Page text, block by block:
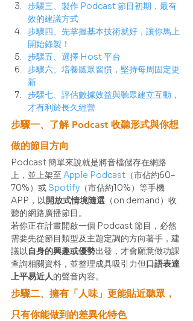
步驟三、製作 Podcast 節目初期，最有
效的建議方式
步驟四、先掌握基本技術就好，讓你馬上
開始錄製！
步驟五、選擇 Host 平台
步驟六、培養聽眾習慣，堅持每周固定更
新
步驟七、評估數據效益與聽眾建立互動，
才有利於長久經營
步驟一、了解 Podcast 收聽形式與你想
做的節目方向
Podcast 簡單來說就是將音檔儲存在網路
上，並上架至 Apple Podcast （市佔約60–
70%）或 Spotify （市佔約10%）等手機
APP，以開放式情境隨選 （on demand）收
聽的網路廣播節目。
若你正在計畫開啟一個 Podcast 節目，必然
需要先從節目類型及主題定調的方向著手，建
議以自身的興趣或優勢出發，才會願意做功課
查詢相關資料，並整理成具吸引力但口語表達
上平易近人的聲音內容。
步驟二、擁有「人味」更能貼近聽眾，
只有你能做到的差異化特色